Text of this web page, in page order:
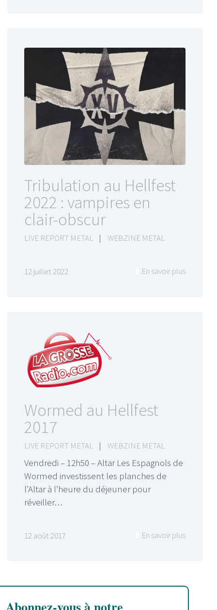
Tribulation au Hellfest
2022 : vampires en
clair-obscur
LIVE REPORT METAL | WEBZINE METAL
12 juillet 2022 En savoir plus
Wormed au Hellfest
2017
LIVE REPORT METAL | WEBZINE METAL
Vendredi – 12h50 – Altar Les Espagnols de
Wormed investissent les planches de
l’Altar à l’heure du déjeuner pour
réveiller…
12 août 2017 En savoir plus